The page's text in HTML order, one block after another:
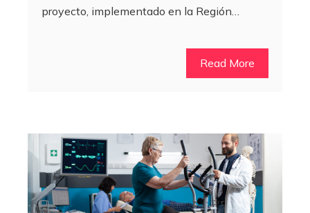
proyecto, implementado en la Región…
Read More